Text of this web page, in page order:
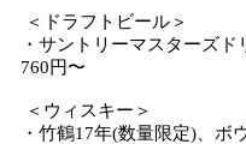
＜ドラフトビール＞
・サントリーマスターズ
760円〜
＜ウィスキー＞
・竹鶴17年(数量限定)、ボ